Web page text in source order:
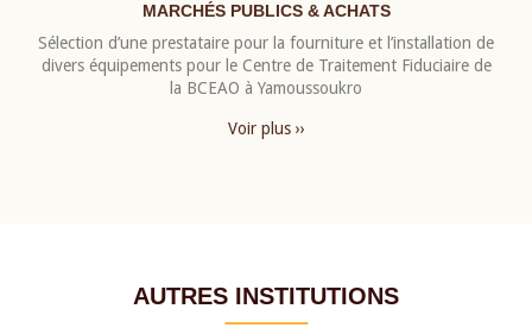
MARCHÉS PUBLICS & ACHATS
Sélection d’une prestataire pour la fourniture et l’installation de
divers équipements pour le Centre de Traitement Fiduciaire de
la BCEAO à Yamoussoukro
Voir plus ››
AUTRES INSTITUTIONS